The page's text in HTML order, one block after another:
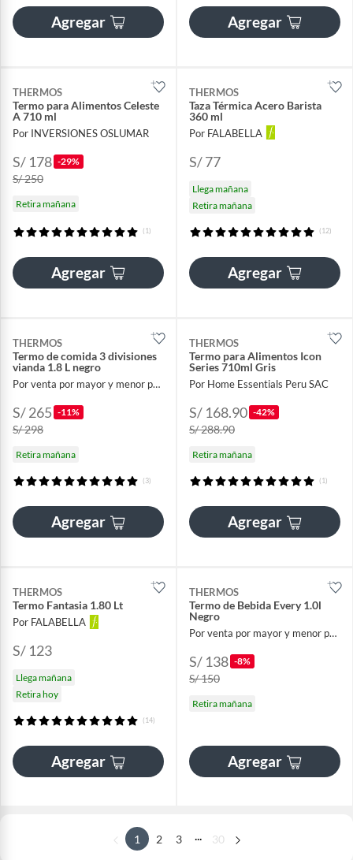
Agregar Agregar
THERMOS
Termo para Alimentos Celeste
A 710 ml
Por INVERSIONES OSLUMAR
S/ 178 -29%
S/ 250
Retira mañana
(1)
Agregar
THERMOS
Taza Térmica Acero Barista
360 ml
Por FALABELLA
S/ 77
Llega mañana
Retira mañana
(12)
Agregar
THERMOS
Termo de comida 3 divisiones
vianda 1.8 L negro
Por venta por mayor y menor para el hogar
S/ 265 -11%
S/ 298
Retira mañana
(3)
Agregar
THERMOS
Termo para Alimentos Icon
Series 710ml Gris
Por Home Essentials Peru SAC
S/ 168.90 -42%
S/ 288.90
Retira mañana
(1)
Agregar
THERMOS
Termo Fantasia 1.80 Lt
Por FALABELLA
S/ 123
Llega mañana
Retira hoy
(14)
Agregar
THERMOS
Termo de Bebida Every 1.0l
Negro
Por venta por mayor y menor para el hogar
S/ 138 -8%
S/ 150
Retira mañana
Agregar
1 2 3 30